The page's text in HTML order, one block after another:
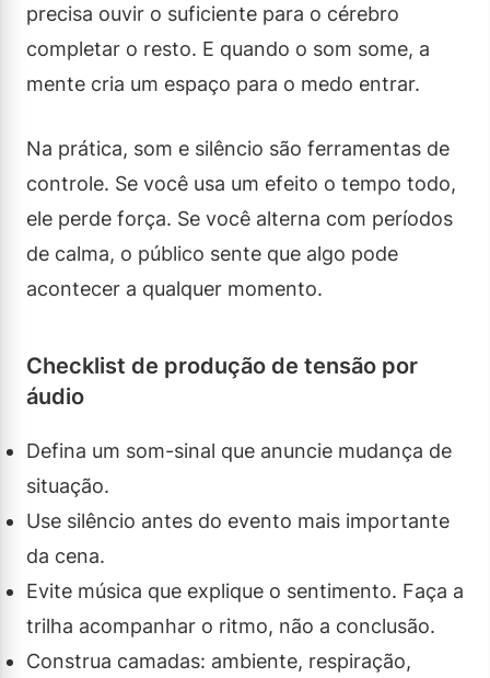
precisa ouvir o suficiente para o cérebro
completar o resto. E quando o som some, a
mente cria um espaço para o medo entrar.
Na prática, som e silêncio são ferramentas de
controle. Se você usa um efeito o tempo todo,
ele perde força. Se você alterna com períodos
de calma, o público sente que algo pode
acontecer a qualquer momento.
Checklist de produção de tensão por
áudio
Defina um som-sinal que anuncie mudança de
situação.
Use silêncio antes do evento mais importante
da cena.
Evite música que explique o sentimento. Faça a
trilha acompanhar o ritmo, não a conclusão.
Construa camadas: ambiente, respiração,